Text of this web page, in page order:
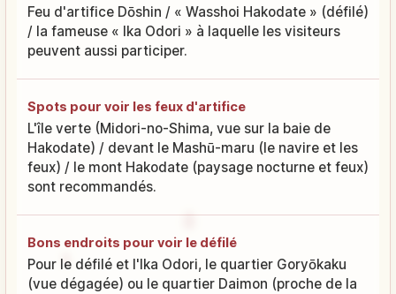
Feu d'artifice Dōshin / « Wasshoi Hakodate » (défilé)
/ la fameuse « Ika Odori » à laquelle les visiteurs
peuvent aussi participer.
Spots pour voir les feux d'artifice
L'île verte (Midori-no-Shima, vue sur la baie de
Hakodate) / devant le Mashū-maru (le navire et les
feux) / le mont Hakodate (paysage nocturne et feux)
sont recommandés.
Bons endroits pour voir le défilé
Pour le défilé et l'Ika Odori, le quartier Goryōkaku
(vue dégagée) ou le quartier Daimon (proche de la